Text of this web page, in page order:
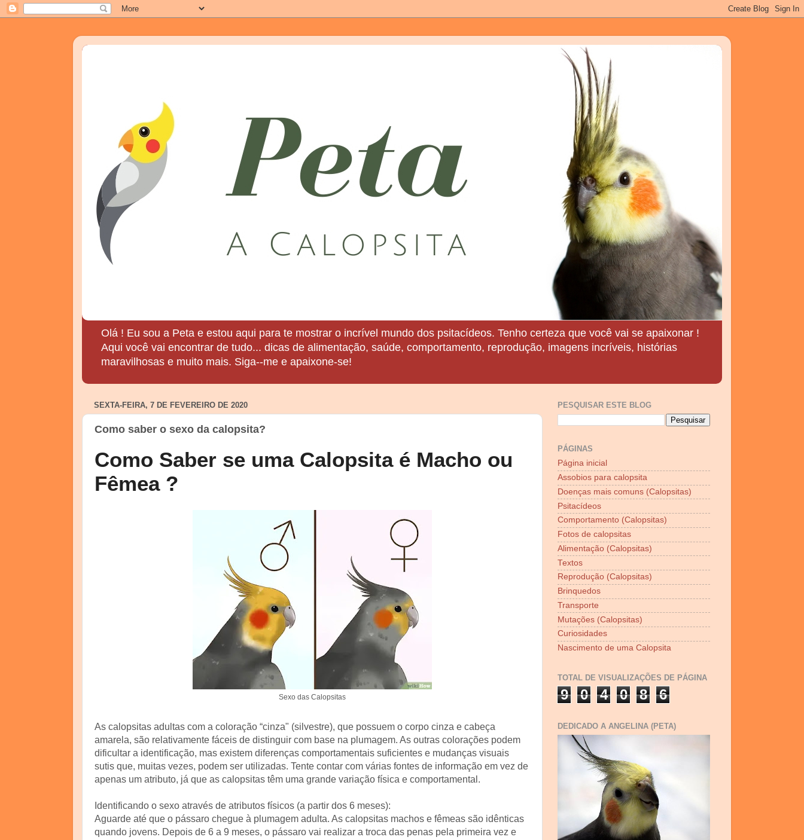
Olá ! Eu sou a Peta e estou aqui para te mostrar o incrível mundo dos psitacídeos. Tenho certeza que você vai se apaixonar !
Aqui você vai encontrar de tudo... dicas de alimentação, saúde, comportamento, reprodução, imagens incríveis, histórias
maravilhosas e muito mais. Siga--me e apaixone-se!
SEXTA-FEIRA, 7 DE FEVEREIRO DE 2020
Como saber o sexo da calopsita?
Como Saber se uma Calopsita é Macho ou
Fêmea?
Sexo das Calopsitas
As calopsitas adultas com a coloração “cinza" (silvestre), que possuem o corpo cinza e cabeça
amarela, são relativamente fáceis de distinguir com base na plumagem. As outras colorações podem
dificultar a identificação, mas existem diferenças comportamentais suficientes e mudanças visuais
sutis que, muitas vezes, podem ser utilizadas. Tente contar com várias fontes de informação em vez de
apenas um atributo, já que as calopsitas têm uma grande variação física e comportamental.
Identificando o sexo através de atributos físicos (a partir dos 6 meses):
Aguarde até que o pássaro chegue à plumagem adulta. As calopsitas machos e fêmeas são idênticas
quando jovens. Depois de 6 a 9 meses, o pássaro vai realizar a troca das penas pela primeira vez e
PESQUISAR ESTE BLOG
PÁGINAS
Página inicial
Assobios para calopsita
Doenças mais comuns (Calopsitas)
Psitacídeos
Comportamento (Calopsitas)
Fotos de calopsitas
Alimentação (Calopsitas)
Textos
Reprodução (Calopsitas)
Brinquedos
Transporte
Mutações (Calopsitas)
Curiosidades
Nascimento de uma Calopsita
TOTAL DE VISUALIZAÇÕES DE PÁGINA
9 0 4 0 8 6
DEDICADO A ANGELINA (PETA)